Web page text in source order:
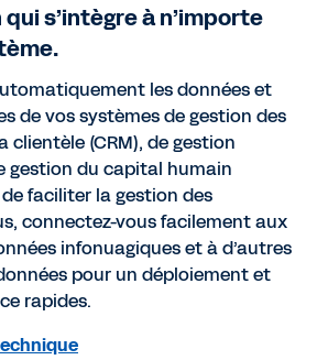
s’intègre à n’importe
les données et
de vos systèmes de gestion des
clientèle (CRM), de gestion
gestion du capital humain
faciliter la gestion des
connectez-vous facilement aux
infonuagiques et à d’autres
pour un déploiement et
rapides.